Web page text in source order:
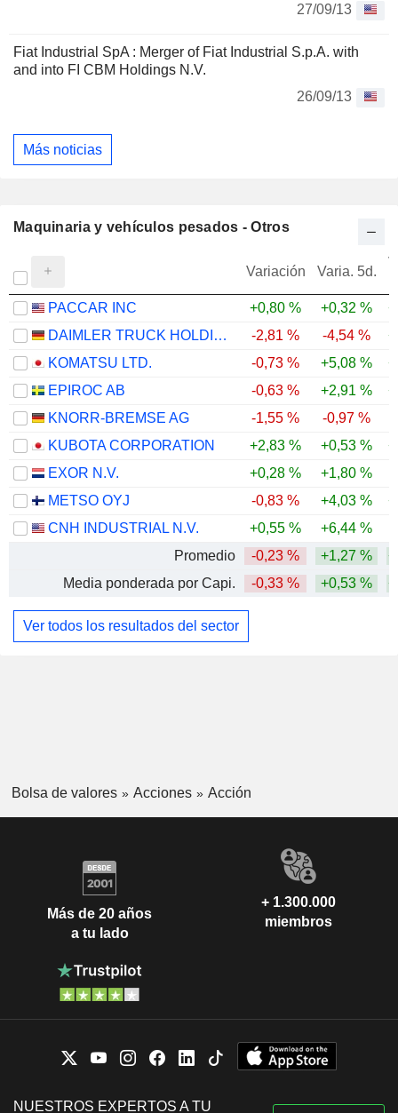
27/09/13
Fiat Industrial SpA : Merger of Fiat Industrial S.p.A. with
and into FI CBM Holdings N.V.
26/09/13
Más noticias
Maquinaria y vehículos pesados - Otros
Variación Varia. 5d.
PACCAR INC +0,80 % +0,32 %
DAIMLER TRUCK HOLDING AG
-2,81 % -4,54 %
KOMATSU LTD.
-0,73 % +5,08 %
EPIROC AB
-0,63 % +2,91 %
KNORR-BREMSE AG
-1,55 % -0,97 %
KUBOTA CORPORATION
+2,83 % +0,53 %
EXOR N.V.
+0,28 % +1,80 %
METSO OYJ
-0,83 % +4,03 %
CNH INDUSTRIAL N.V.
+0,55 % +6,44 %
Promedio
-0,23 % +1,27 %
Media ponderada por Capi.
-0,33 % +0,53 %
Ver todos los resultados del sector
Bolsa de valores Acciones Acción
Más de 20 años
a tu lado
+ 1.300.000
miembros
NUESTROS EXPERTOS A TU